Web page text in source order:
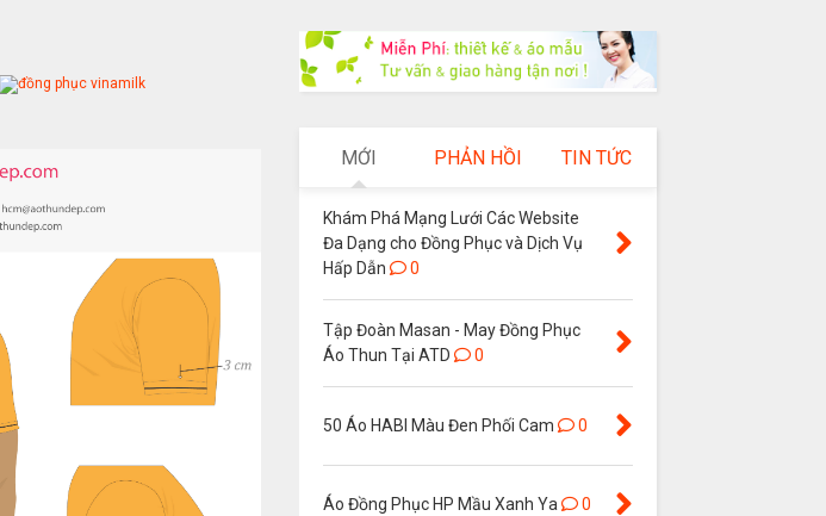
MỚI PHẢN HỒI TIN TỨC
Khám Phá Mạng Lưới Các Website
Đa Dạng cho Đồng Phục và Dịch Vụ
Hấp Dẫn
0
Tập Đoàn Masan - May Đồng Phục
Áo Thun Tại ATD
0
50 Áo HABI Màu Đen Phối Cam 0
Áo Đồng Phục HP Mầu Xanh Ya 0